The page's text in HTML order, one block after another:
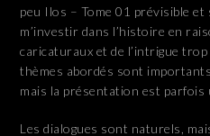
peu Ilos – Tome 01 prévisible et
m’investir dans l’histoire en
caricaturaux et de l’intrigue
thèmes abordés sont
mais la présentation est parfois
Les dialogues sont naturels,